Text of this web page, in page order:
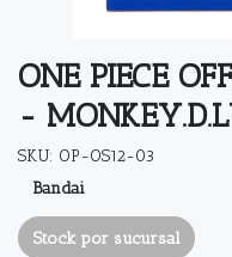
ONE PIECE
-
SKU: OP-OS12-03
Bandai
Stock por sucursal